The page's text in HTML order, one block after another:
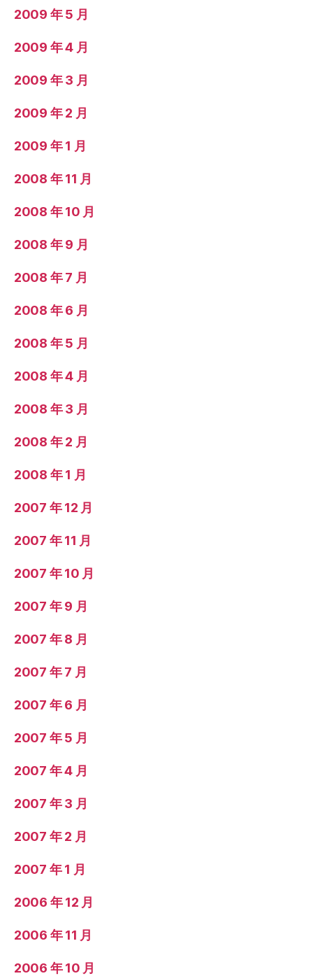
2009 年 5 月
2009 年 4 月
2009 年 3 月
2009 年 2 月
2009 年 1 月
2008 年 11 月
2008 年 10 月
2008 年 9 月
2008 年 7 月
2008 年 6 月
2008 年 5 月
2008 年 4 月
2008 年 3 月
2008 年 2 月
2008 年 1 月
2007 年 12 月
2007 年 11 月
2007 年 10 月
2007 年 9 月
2007 年 8 月
2007 年 7 月
2007 年 6 月
2007 年 5 月
2007 年 4 月
2007 年 3 月
2007 年 2 月
2007 年 1 月
2006 年 12 月
2006 年 11 月
2006 年 10 月